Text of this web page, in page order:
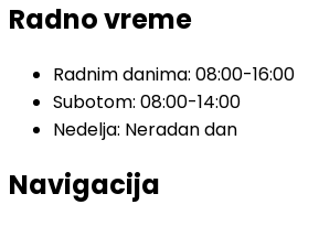
Radno vreme
Radnim danima: 08:00-16:00
Subotom: 08:00-14:00
Nedelja: Neradan dan
Navigacija